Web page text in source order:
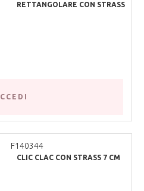
RETTANGOLARE CON STRASS
F140344
CLIC CLAC CON STRASS 7 CM